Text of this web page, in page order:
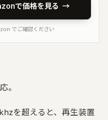
で価格を見る →
でご確認ください
。
を超えると、再生装置